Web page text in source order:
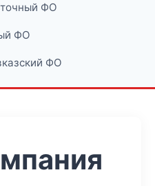
ФО
ФО
ФО